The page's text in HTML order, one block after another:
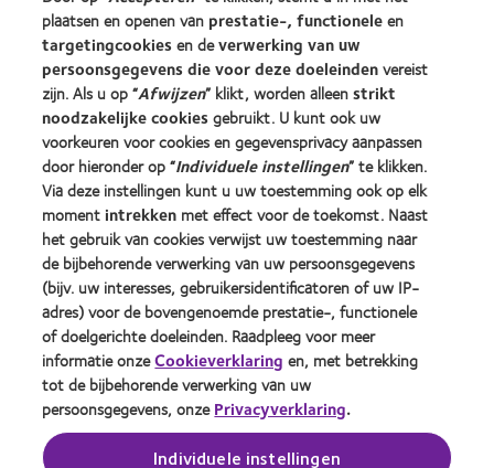
Contactlenzen en gezichtsvermogen
Nieuwe drager
Ervaren drager
Over CooperVision
Vacatures bij CooperVision
Nieuwscentrum
Contact
Legal
Privacybeleid
Cookie beleid
Servicevoorwaarden
plaatsen en openen van prestatie-, functioneleen
targetingcookiesen deverwerking van uw
persoonsgegevens die voor deze doeleindenvereist
zijn. Als u op “Afwijzen” klikt, worden alleenstrikt
noodzakelijke cookiesgebruikt. U kunt ook uw
voorkeuren voor cookies en gegevensprivacy aanpassen
door hieronder op “Individuele instellingen” te klikken.
Via deze instellingen kunt u uw toestemming ook op elk
moment intrekken met effect voor de toekomst. Naast
het gebruik van cookies verwijst uw toestemming naar
de bijbehorende verwerking van uw persoonsgegevens
(bijv. uw interesses, gebruikersidentificatoren of uw IP-
adres) voor de bovengenoemde prestatie-, functionele
of doelgerichte doeleinden. Raadpleeg voor meer
informatie onzeCookieverklaring en, met betrekking
tot de bijbehorende verwerking van uw
persoonsgegevens, onzePrivacyverklaring.
Individuele instellingen